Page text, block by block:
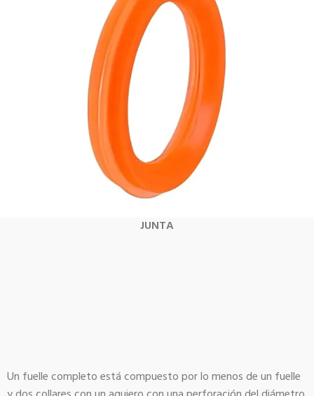
JUNTA
Un fuelle completo está compuesto por lo menos de un fuelle